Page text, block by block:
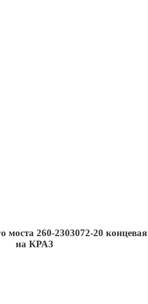
моста 260-2303072-20 концевая
на КРАЗ